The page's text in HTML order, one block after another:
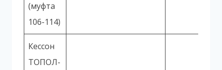
(муфта
106-114)
Кессон
ТОПОЛ-